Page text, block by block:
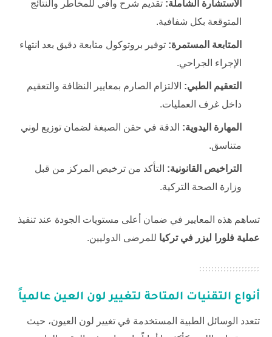
الاستشارة الشاملة: تقديم شرح وافي للمخاطر والنتائج
المتوقعة بكل شفافية.
المتابعة المستمرة: توفير بروتوكول متابعة دقيق بعد انتهاء
الإجراء الجراحي.
التعقيم الطبي: الالتزام الصارم بمعايير النظافة والتعقيم
داخل غرف العمليات.
المهارة اليدوية: الدقة في حقن الصبغة لضمان توزيع لوني
متناسق.
التراخيص القانونية: التأكد من ترخيص المركز من قبل
وزارة الصحة التركية.
تساهم هذه المعايير في ضمان أعلى مستويات الجودة عند تنفيذ
عملية فلورا ليزر في تركيا للمرضى الدوليين.
أنواع التقنيات المتاحة لتغيير لون العين عالمياً
تتعدد الوسائل الطبية المستخدمة في تغيير لون العيون، حيث